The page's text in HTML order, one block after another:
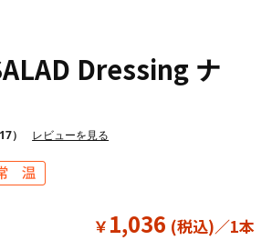
Dressing ナ
） レビューを見る
￥ 1,036